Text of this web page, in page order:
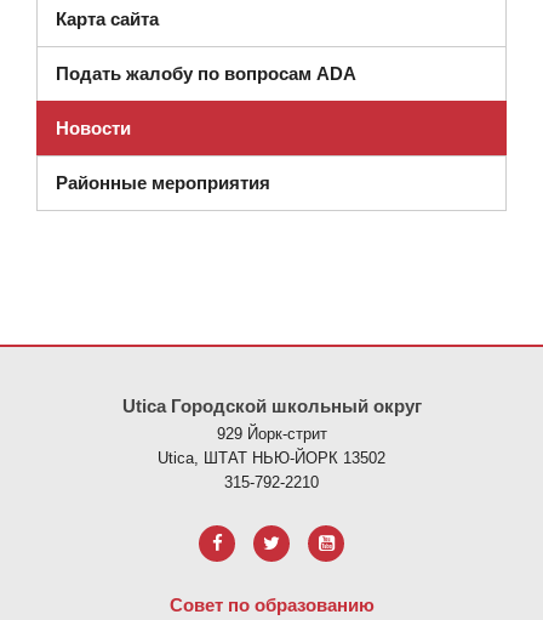
Карта сайта
Подать жалобу по вопросам ADA
Новости
Районные мероприятия
Utica Городской школьный округ
929 Йорк-стрит
Utica, ШТАТ НЬЮ-ЙОРК 13502
315-792-2210
Совет по образованию